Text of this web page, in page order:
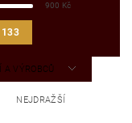
900 Kč
133
A VÝROBCŮ
NEJDRAŽŠÍ